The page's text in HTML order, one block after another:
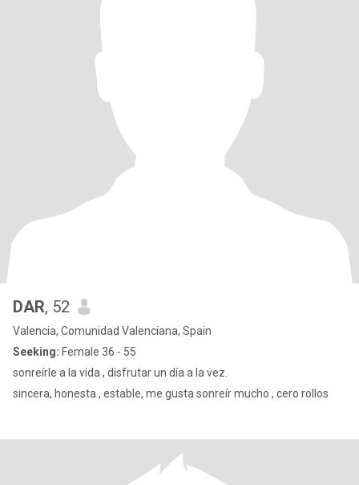
DAR, 52
Valencia, Comunidad Valenciana, Spain
Seeking: Female 36 - 55
sonreírle a la vida , disfrutar un día a la vez.
sincera, honesta , estable, me gusta sonreír mucho , cero rollos